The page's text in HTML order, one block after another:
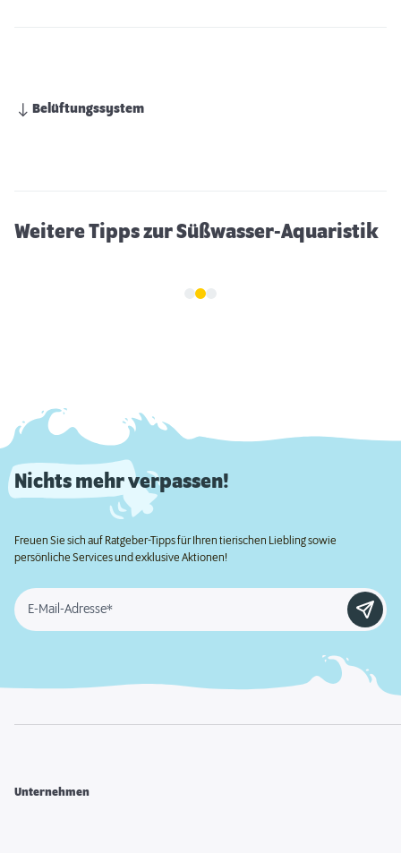
Belüftungssystem
Weitere Tipps zur Süßwasser-Aquaristik
Nichts mehr verpassen!
Freuen Sie sich auf Ratgeber-Tipps für Ihren tierischen Liebling sowie
persönliche Services und exklusive Aktionen!
E-Mail-Adresse*
Unternehmen